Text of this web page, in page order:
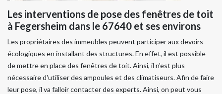
Les interventions de pose des fenêtres de toit
à Fegersheim dans le 67640 et ses environs
Les propriétaires des immeubles peuvent participer aux devoirs
écologiques en installant des structures. En effet, il est possible
de mettre en place des fenêtres de toit. Ainsi, il n'est plus
nécessaire d'utiliser des ampoules et des climatiseurs. Afin de faire
leur pose, il va falloir contacter des experts. Ainsi, on peut vous